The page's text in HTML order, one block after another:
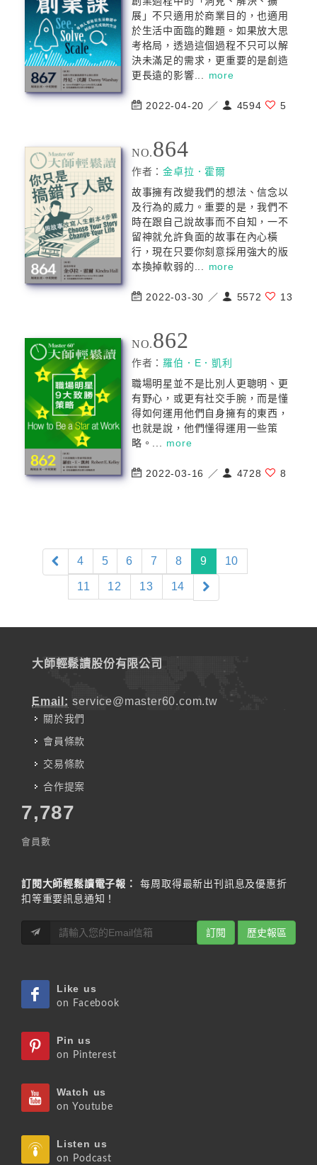
展」不只適用於商業目的，也適用
於生活中面臨的難題。如果放大思
考格局，透過這個過程不只可以解
決未滿足的需求，更重要的是創造
更長遠的影響... more
2022-04-20 ／ 4594 5
NO.864
作者：金卓拉．霍爾
故事擁有改變我們的想法、信念以
及行為的威力。重要的是，我們不
時在跟自己說故事而不自知，一不
留神就允許負面的故事在內心橫
行，現在只要你刻意採用強大的版
本換掉軟弱的... more
2022-03-30 ／ 5572 13
NO.862
作者： 羅伯．E．凱利
職場明星並不是比別人更聰明、更
有野心，或更有社交手腕，而是懂
得如何運用他們自身擁有的東西，
也就是說，他們懂得運用一些策
略。... more
2022-03-16 ／ 4728 8
4 5 6 7 8 9(current)
10
11 12 13 14
大師輕鬆讀股份有限公司
Email: service@master60.com.tw
關於我們
會員條款
交易條款
合作提案
7,787
會員數
訂閱大師輕鬆讀電子報：
每周取得最新出刊訊息及優惠折
扣等重要訊息通知！
訂閱 歷史報區
Like us
on Facebook
Pin us
on Pinterest
Watch us
on Youtube
Listen us
on Podcast